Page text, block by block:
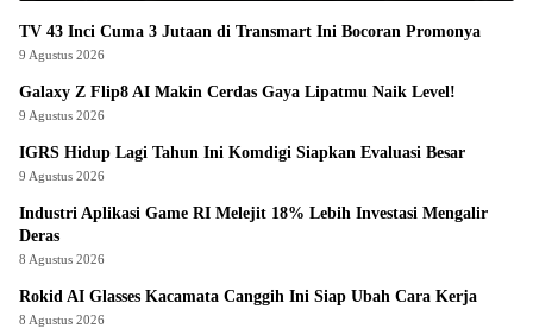
TV 43 Inci Cuma 3 Jutaan di Transmart Ini Bocoran Promonya
9 Agustus 2026
Galaxy Z Flip8 AI Makin Cerdas Gaya Lipatmu Naik Level!
9 Agustus 2026
IGRS Hidup Lagi Tahun Ini Komdigi Siapkan Evaluasi Besar
9 Agustus 2026
Industri Aplikasi Game RI Melejit 18% Lebih Investasi Mengalir
Deras
8 Agustus 2026
Rokid AI Glasses Kacamata Canggih Ini Siap Ubah Cara Kerja
8 Agustus 2026